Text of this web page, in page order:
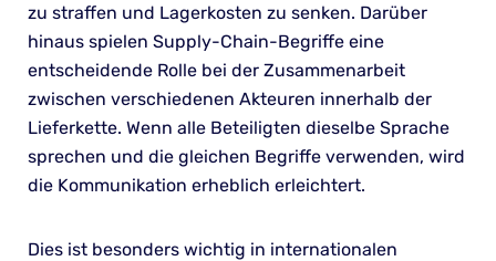
zu straffen und Lagerkosten zu senken. Darüber
hinaus spielen Supply-Chain-Begriffe eine
entscheidende Rolle bei der Zusammenarbeit
zwischen verschiedenen Akteuren innerhalb der
Lieferkette. Wenn alle Beteiligten dieselbe Sprache
sprechen und die gleichen Begriffe verwenden, wird
die Kommunikation erheblich erleichtert.
Dies ist besonders wichtig in internationalen